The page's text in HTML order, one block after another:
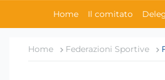
Home Il comitato
Home Federazioni Sportive